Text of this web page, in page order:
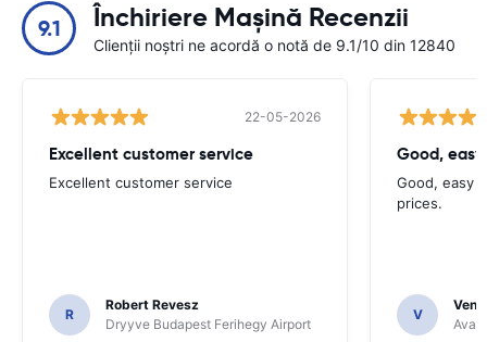
9.1 Închiriere Mașină Recenzii
Clienții noștri ne acordă o notă de 9.1/10 din 12840
22-05-2026
Excellent customer service
Excellent customer service
R
Robert Revesz
Dryyve Budapest Ferihegy Airport
Good,
Good, easy
prices.
V